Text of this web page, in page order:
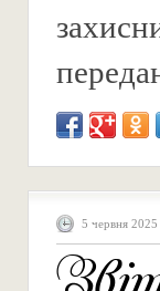
5 червня